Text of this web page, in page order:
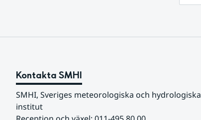
Kontakta SMHI
SMHI, Sveriges meteorologiska och hydrologiska
institut